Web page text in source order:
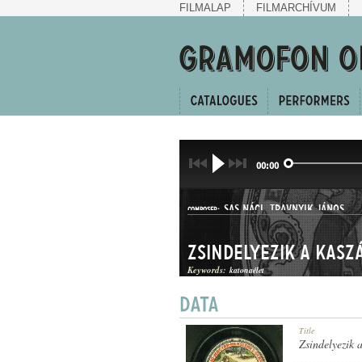
FILMALAP FILMARCHÍVUM
00:00
COMPOSER: SAS NÁCI,TRAVNYIK JÁNOS
HALLGATÓ
Keywords: katonaélet
Title
Zsindelyezik